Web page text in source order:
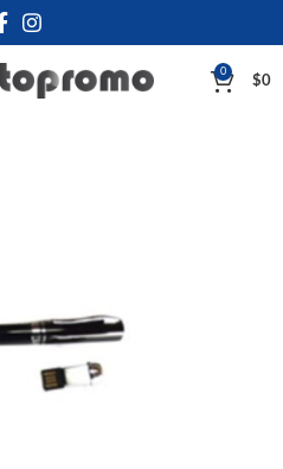
0
$0